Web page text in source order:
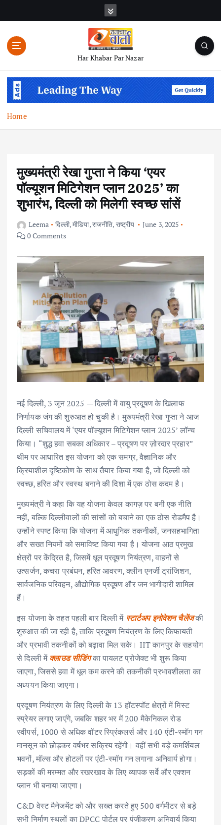
n
Har Khabar Par Nazar
Home
मुख्यमंत्री रेखा गुप्ता ने किया ‘एयर
पॉल्यूशन मिटिगेशन प्लान 2025’ का
शुभारंभ, दिल्ली को मिलेगी स्वच्छ सांसें
Leema दिल्ली,मीडिया,राजनीति, राष्ट्रीय
June 3, 2025
0 Comments
नई दिल्ली, 3 जून 2025 — दिल्ली में वायु प्रदूषण के खिलाफ
निर्णायक जंग की शुरुआत हो चुकी है। मुख्यमंत्री रेखा गुप्ता ने आज
दिल्ली सचिवालय में ‘एयर पॉल्यूशन मिटिगेशन प्लान 2025’ लॉन्च
किया। “शुद्ध हवा सबका अधिकार – प्रदूषण पर ज़ोरदार प्रहार”
थीम पर आधारित इस योजना को एक समग्र, वैज्ञानिक और
क्रियाशील दृष्टिकोण के साथ तैयार किया गया है, जो दिल्ली को
स्वच्छ, हरित और स्वस्थ बनाने की दिशा में एक ठोस कदम है।
मुख्यमंत्री ने कहा कि यह योजना केवल कागज़ पर बनी एक नीति
नहीं, बल्कि दिल्लीवालों की सांसों को बचाने का एक ठोस रोडमैप है।
उन्होंने स्पष्ट किया कि योजना में आधुनिक तकनीकों, जनसहभागिता
और सख्त नियमों को समाविष्ट किया गया है। योजना आठ प्रमुख
क्षेत्रों पर केंद्रित है, जिसमें धूल प्रदूषण नियंत्रण, वाहनों से
उत्सर्जन, कचरा प्रबंधन, हरित आवरण, क्लीन एनर्जी ट्रांजिशन,
सार्वजनिक परिवहन, औद्योगिक प्रदूषण और जन भागीदारी शामिल
हैं।
इस योजना के तहत पहली बार दिल्ली में स्टार्टअप इनोवेशन चैलेंजकी
शुरुआत की जा रही है, ताकि प्रदूषण नियंत्रण के लिए किफायती
और प्रभावी तकनीकों को बढ़ावा मिल सके। IIT कानपुर के सहयोग
से दिल्ली मेंक्लाउड सीडिंगका पायलट प्रोजेक्ट भी शुरू किया
जाएगा, जिससे हवा में धूल कम करने की तकनीकी प्रभावशीलता का
अध्ययन किया जाएगा।
प्रदूषण नियंत्रण के लिए दिल्ली के 13 हॉटस्पॉट क्षेत्रों में मिस्ट
स्प्रेयर लगाए जाएंगे, जबकि शहर भर में 200 मैकेनिकल रोड
स्वीपर्स, 1000 से अधिक वॉटर स्प्रिंकलर्स और 140 एंटी-स्मॉग गन
मानसून को छोड़कर वर्षभर सक्रिय रहेंगी। वहीं सभी बड़े कमर्शियल
भवनों, मॉल्स और होटलों पर एंटी-स्मॉग गन लगाना अनिवार्य होगा।
सड़कों की मरम्मत और रखरखाव के लिए व्यापक सर्वे और एक्शन
प्लान भी बनाया जाएगा।
C&D वेस्ट मैनेजमेंट को और सख्त करते हुए 500 वर्गमीटर से बड़े
सभी निर्माण स्थलों का DPCC पोर्टल पर पंजीकरण अनिवार्य किया